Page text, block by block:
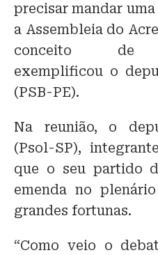
precisar mandar
a Assembleia do
conceito de
exemplificou o
(PSB-PE).
Na reunião, o
(Psol-SP),
que o seu partido
emenda no
grandes fortunas.
“Como veio o